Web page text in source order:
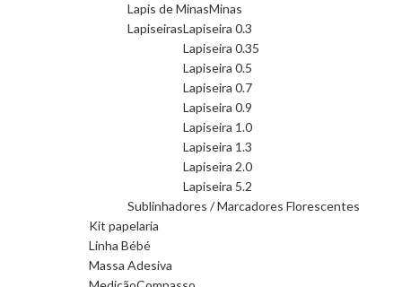
Lapis de MinasMinas
LapiseirasLapiseira 0.3
Lapiseira 0.35
Lapiseira 0.5
Lapiseira 0.7
Lapiseira 0.9
Lapiseira 1.0
Lapiseira 1.3
Lapiseira 2.0
Lapiseira 5.2
Sublinhadores / Marcadores Florescentes
Kit papelaria
Linha Bébé
Massa Adesiva